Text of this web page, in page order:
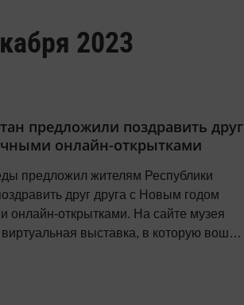
2023
предложили поздравить друг
онлайн-открытками
предложил жителям Республики
друг друга с Новым годом
онлайн-открытками. На сайте музея
выставка, в которую вошли